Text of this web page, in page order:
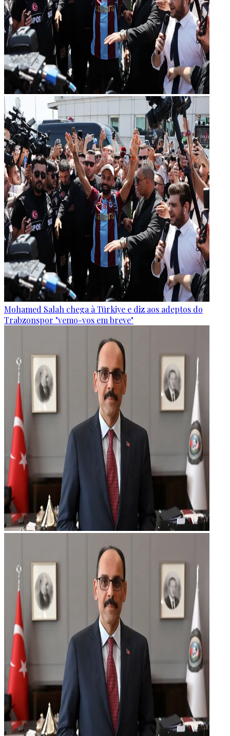
Mohamed Salah chega à Türkiye e diz aos adeptos do
Trabzonspor "vemo-vos em breve"